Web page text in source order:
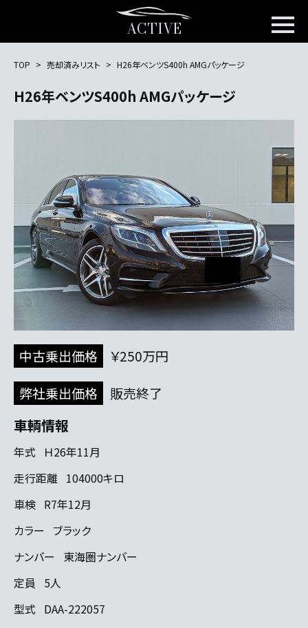
ACTIVE
TOP 売却済みリスト H26年ベンツS400h AMGパッケージ
H26年ベンツS400h AMGパッケージ
中古乗出価格
￥250万円
弊社乗出価格
販売終了
車輌情報
年式
Ｈ26年11月
走行距離 104000キロ
車検 R7年12月
カラー
ブラック
ナンバー
東海圏ナンバー
定員
5人
型式 DAA-222057